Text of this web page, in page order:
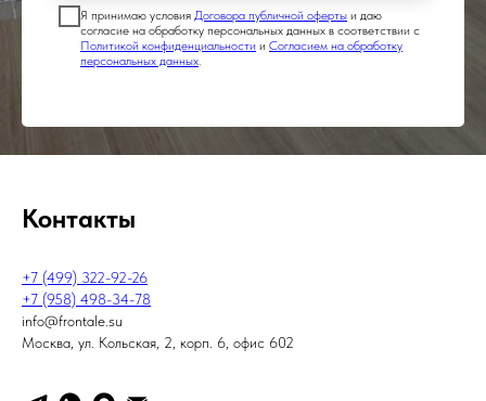
Я принимаю условия Договора публичной оферты и даю
согласие на обработку персональных данных в соответствии с
Политикой конфиденциальности и Согласием на обработку
персональных данных.
Контакты
+7 (499) 322-92-26
+7 (958) 498-34-78
info@frontale.su
Москва, ул. Кольская, 2, корп. 6, офис 602